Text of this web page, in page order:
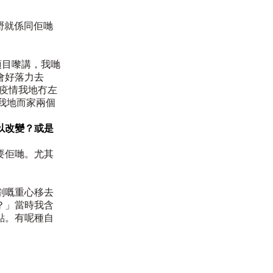
就係同佢哋
嚟講，我哋
好落力去
情我地冇左
地而家兩個
改變？或是
佢哋。尤其
嘅重心移去
」當時我含
。有呢種自